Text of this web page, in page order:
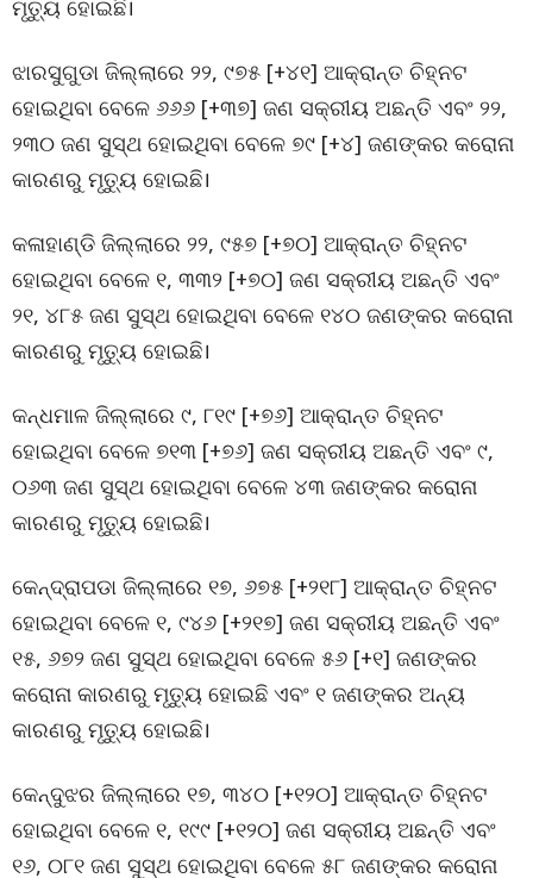
ମୃତ୍ୟୁ ହୋଇଛି।
ଝାରସୁଗୁଡା ଜିଲ୍ଲାରେ ୨୨, ୯୭୫ [+୪୧] ଆକ୍ରାନ୍ତ ଚିହ୍ନଟ
ହୋଇଥିବା ବେଳେ ୬୬୬ [+୩୭] ଜଣ ସକ୍ରୀୟ ଅଛନ୍ତି ଏବଂ ୨୨,
୨୩୦ ଜଣ ସୁସ୍ଥ ହୋଇଥିବା ବେଳେ ୭୯ [+୪] ଜଣଙ୍କର କରୋନା
କାରଣରୁ ମୃତ୍ୟୁ ହୋଇଛି।
କଳାହାଣ୍ଡି ଜିଲ୍ଲାରେ ୨୨, ୯୫୭ [+୭୦] ଆକ୍ରାନ୍ତ ଚିହ୍ନଟ
ହୋଇଥିବା ବେଳେ ୧, ୩୩୨ [+୭୦] ଜଣ ସକ୍ରୀୟ ଅଛନ୍ତି ଏବଂ
୨୧, ୪୮୫ ଜଣ ସୁସ୍ଥ ହୋଇଥିବା ବେଳେ ୧୪୦ ଜଣଙ୍କର କରୋନା
କାରଣରୁ ମୃତ୍ୟୁ ହୋଇଛି।
କନ୍ଧମାଳ ଜିଲ୍ଲାରେ ୯, ୮୧୯ [+୭୬] ଆକ୍ରାନ୍ତ ଚିହ୍ନଟ
ହୋଇଥିବା ବେଳେ ୭୧୩ [+୭୬] ଜଣ ସକ୍ରୀୟ ଅଛନ୍ତି ଏବଂ ୯,
୦୬୩ ଜଣ ସୁସ୍ଥ ହୋଇଥିବା ବେଳେ ୪୩ ଜଣଙ୍କର କରୋନା
କାରଣରୁ ମୃତ୍ୟୁ ହୋଇଛି।
କେନ୍ଦ୍ରାପଡା ଜିଲ୍ଲାରେ ୧୭, ୬୭୫ [+୨୧୮] ଆକ୍ରାନ୍ତ ଚିହ୍ନଟ
ହୋଇଥିବା ବେଳେ ୧, ୯୪୬ [+୨୧୭] ଜଣ ସକ୍ରୀୟ ଅଛନ୍ତି ଏବଂ
୧୫, ୬୭୨ ଜଣ ସୁସ୍ଥ ହୋଇଥିବା ବେଳେ ୫୬ [+୧] ଜଣଙ୍କର
କରୋନା କାରଣରୁ ମୃତ୍ୟୁ ହୋଇଛି ଏବଂ ୧ ଜଣଙ୍କର ଅନ୍ୟ
କାରଣରୁ ମୃତ୍ୟୁ ହୋଇଛି।
କେନ୍ଦୁଝର ଜିଲ୍ଲାରେ ୧୭, ୩୪୦ [+୧୨୦] ଆକ୍ରାନ୍ତ ଚିହ୍ନଟ
ହୋଇଥିବା ବେଳେ ୧, ୧୯୯ [+୧୨୦] ଜଣ ସକ୍ରୀୟ ଅଛନ୍ତି ଏବଂ
୧୬, ୦୮୧ ଜଣ ସୁସ୍ଥ ହୋଇଥିବା ବେଳେ ୫୮ ଜଣଙ୍କର କରୋନା